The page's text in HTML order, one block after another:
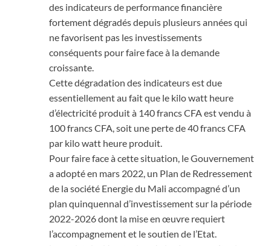
des indicateurs de performance financière
fortement dégradés depuis plusieurs années qui
ne favorisent pas les investissements
conséquents pour faire face à la demande
croissante.
Cette dégradation des indicateurs est due
essentiellement au fait que le kilo watt heure
d’électricité produit à 140 francs CFA est vendu à
100 francs CFA, soit une perte de 40 francs CFA
par kilo watt heure produit.
Pour faire face à cette situation, le Gouvernement
a adopté en mars 2022, un Plan de Redressement
de la société Energie du Mali accompagné d’un
plan quinquennal d’investissement sur la période
2022-2026 dont la mise en œuvre requiert
l’accompagnement et le soutien de l’Etat.